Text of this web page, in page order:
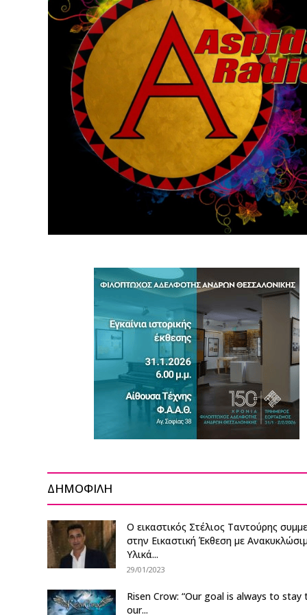
ΔΗΜΟΦΙΛΗ
Ο εικαστικός Στέλιος Ταντούρης
στην Εικαστική Έκθεση με
Υλικά...
29/01/2023
Risen Crow: “Our goal is always to
our...